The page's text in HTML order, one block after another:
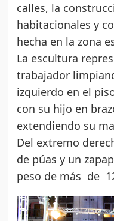
calles, la
habitacionales y
hecha en la zona
La escultura
trabajador
izquierdo en el
con su hijo en
extendiendo su
Del extremo
de púas y un
peso de más de